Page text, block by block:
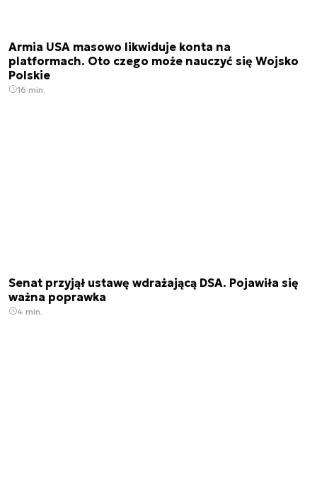
Armia USA masowo likwiduje konta na
platformach. Oto czego może nauczyć się Wojsko
Polskie
16 min.
Senat przyjął ustawę wdrażającą DSA. Pojawiła się
ważna poprawka
4 min.